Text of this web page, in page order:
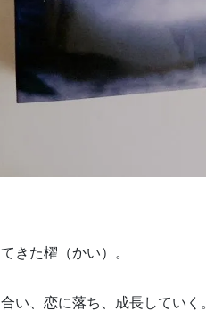
きた櫂（かい）。
い、恋に落ち、成長していく。